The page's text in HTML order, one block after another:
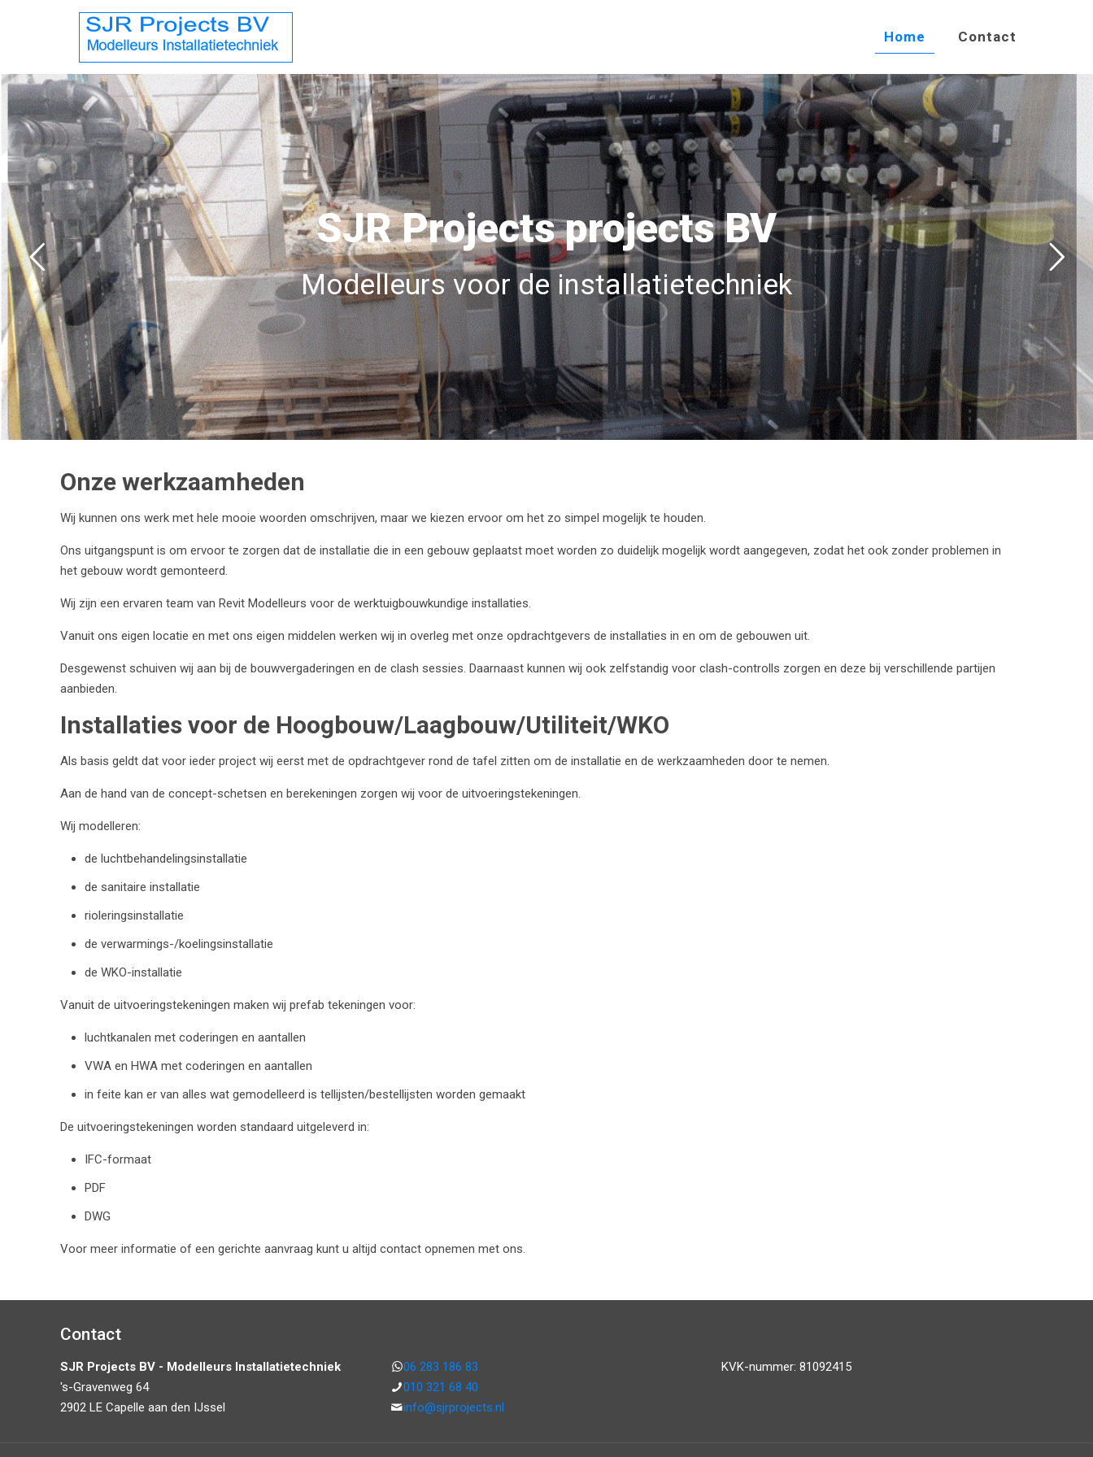
Home Contact
Modelleurs voor de installatietechniek
SJR Projects projects BV
Onze werkzaamheden
Wij kunnen ons werk met hele mooie woorden omschrijven, maar we kiezen ervoor om het zo simpel mogelijk te houden.
Ons uitgangspunt is om ervoor te zorgen dat de installatie die in een gebouw geplaatst moet worden zo duidelijk mogelijk wordt aangegeven, zodat het ook zonder problemen in
het gebouw wordt gemonteerd.
Wij zijn een ervaren team van Revit Modelleurs voor de werktuigbouwkundige installaties.
Vanuit ons eigen locatie en met ons eigen middelen werken wij in overleg met onze opdrachtgevers de installaties in en om de gebouwen uit.
Desgewenst schuiven wij aan bij de bouwvergaderingen en de clash sessies. Daarnaast kunnen wij ook zelfstandig voor clash-controlls zorgen en deze bij verschillende partijen
aanbieden.
Installaties voor de Hoogbouw/Laagbouw/Utiliteit/WKO
Als basis geldt dat voor ieder project wij eerst met de opdrachtgever rond de tafel zitten om de installatie en de werkzaamheden door te nemen.
Aan de hand van de concept-schetsen en berekeningen zorgen wij voor de uitvoeringstekeningen.
Wij modelleren:
de luchtbehandelingsinstallatie
de sanitaire installatie
rioleringsinstallatie
de verwarmings-/koelingsinstallatie
de WKO-installatie
Vanuit de uitvoeringstekeningen maken wij prefab tekeningen voor:
luchtkanalen met coderingen en aantallen
VWA en HWA met coderingen en aantallen
in feite kan er van alles wat gemodelleerd is tellijsten/bestellijsten worden gemaakt
De uitvoeringstekeningen worden standaard uitgeleverd in:
IFC-formaat
PDF
DWG
Voor meer informatie of een gerichte aanvraag kunt u altijd contact opnemen met ons.
Contact
SJR Projects BV - Modelleurs Installatietechniek
's-Gravenweg 64
2902 LE Capelle aan den IJssel
06 283 186 83
010 321 68 40
info@sjrprojects.nl
KVK-nummer: 81092415